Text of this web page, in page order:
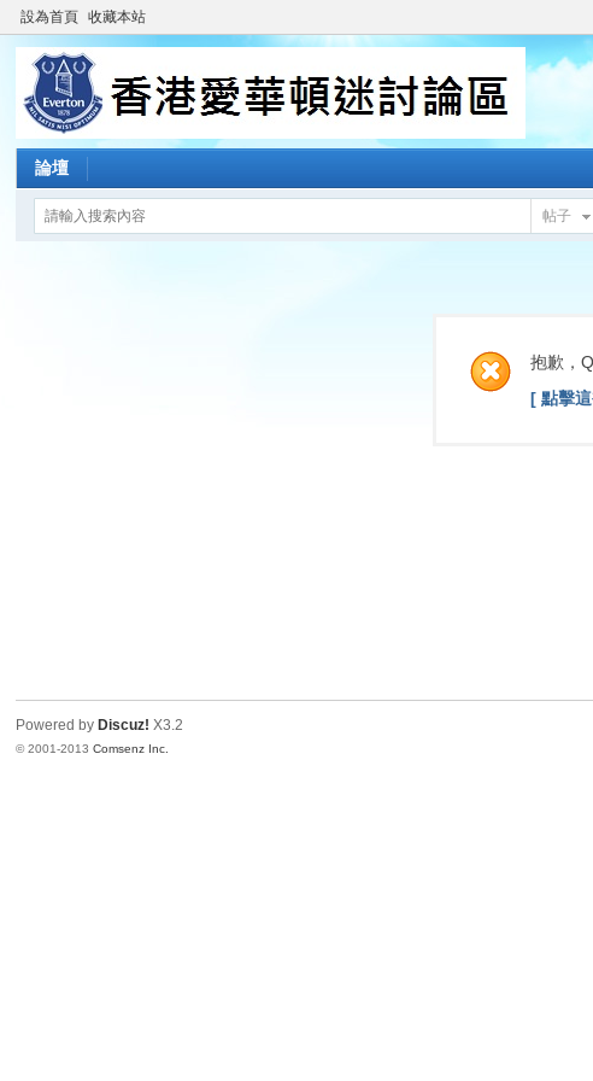
設為首頁 收藏本站
論壇
帖子
抱歉，
[ 點擊
Powered by Discuz! X3.2
© 2001-2013Comsenz Inc.